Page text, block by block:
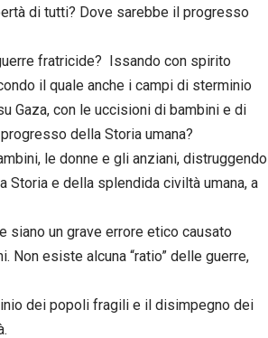
di tutti? Dove sarebbe il progresso
fratricide? Issando con spirito
il quale anche i campi di sterminio
Gaza, con le uccisioni di bambini e di
della Storia umana?
le donne e gli anziani, distruggendo
Storia e della splendida civiltà umana, a
siano un grave errore etico causato
Non esiste alcuna “ratio” delle guerre,
dei popoli fragili e il disimpegno dei